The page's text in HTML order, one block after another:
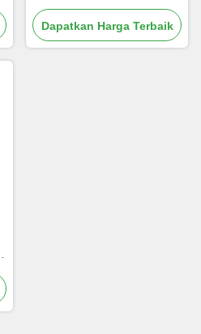
RFID dan modus start
Dapatkan Harga Terbaik